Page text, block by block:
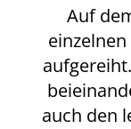
Auf
auch den